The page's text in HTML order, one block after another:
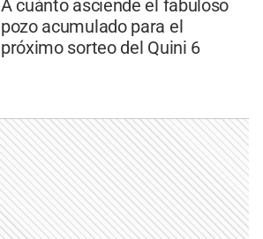
A cuánto asciende el fabuloso
pozo acumulado para el
próximo sorteo del Quini 6